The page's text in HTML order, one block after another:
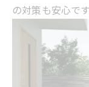
の対策も安心です